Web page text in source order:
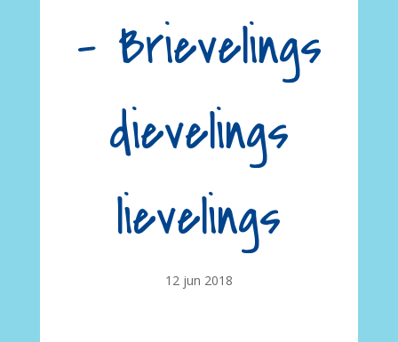
– Brievelings
dievelings
lievelings
12 jun 2018